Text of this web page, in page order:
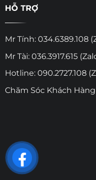
HỖ TRỢ
Mr Tính: 034.6389.108
Mr Tài: 036.3917.615
Hotline: 090.2727.108
Chăm Sóc Khách